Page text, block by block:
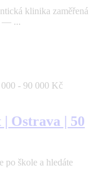
klinika zaměřená
— ...
Ostrava | 50
po škole a hledáte